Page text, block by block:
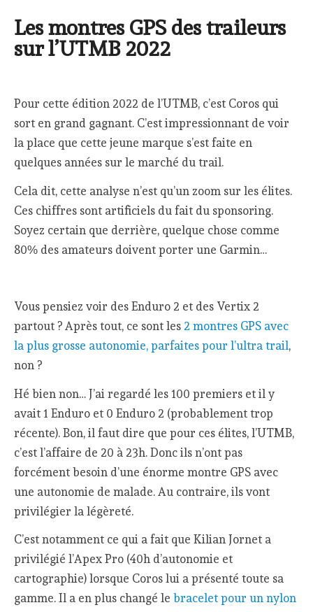
Les montres GPS des traileurs
sur l’UTMB 2022
Pour cette édition 2022 de l’UTMB, c’est Coros qui
sort en grand gagnant. C’est impressionnant de voir
la place que cette jeune marque s’est faite en
quelques années sur le marché du trail.
Cela dit, cette analyse n’est qu’un zoom sur les élites.
Ces chiffres sont artificiels du fait du sponsoring.
Soyez certain que derrière, quelque chose comme
80% des amateurs doivent porter une Garmin…
Vous pensiez voir des Enduro 2 et des Vertix 2
partout ? Après tout, ce sont les 2 montres GPS avec
la plus grosse autonomie, parfaites pour l’ultra trail,
non ?
Hé bien non… J’ai regardé les 100 premiers et il y
avait 1 Enduro et 0 Enduro 2 (probablement trop
récente). Bon, il faut dire que pour ces élites, l’UTMB,
c’est l’affaire de 20 à 23h. Donc ils n’ont pas
forcément besoin d’une énorme montre GPS avec
une autonomie de malade. Au contraire, ils vont
privilégier la légèreté.
C’est notamment ce qui a fait que Kilian Jornet a
privilégié l’Apex Pro (40h d’autonomie et
cartographie) lorsque Coros lui a présenté toute sa
gamme. Il a en plus changé lebracelet pour un nylon